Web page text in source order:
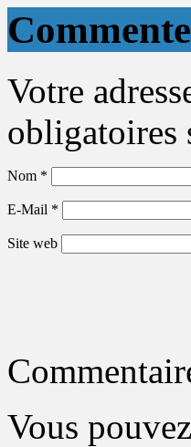
Votre
obligatoires
Nom *
E-Mail *
Site web
Vous